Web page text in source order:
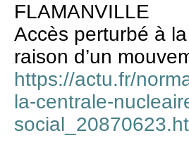
FLAMANVILLE
Accès perturbé à
raison d’un
https://actu.fr/
la-centrale-